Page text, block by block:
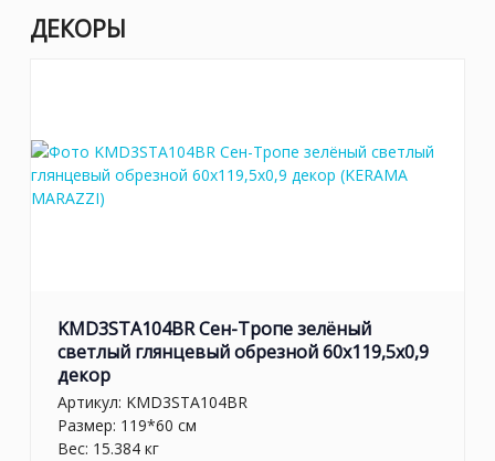
ДЕКОРЫ
KMD3STA104BR Сен-Тропе зелёный
светлый глянцевый обрезной 60x119,5x0,9
декор
Артикул: KMD3STA104BR
Размер: 119*60 см
Вес: 15.384 кг